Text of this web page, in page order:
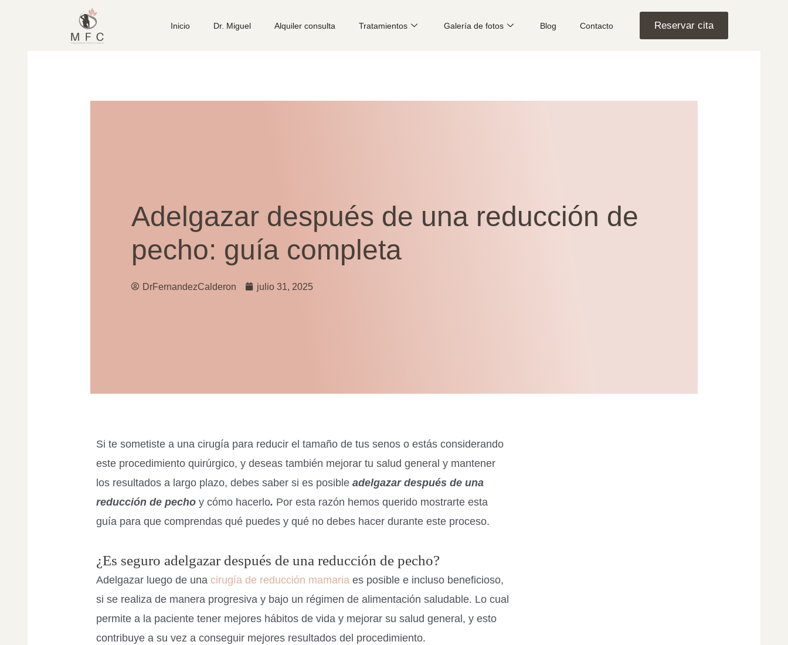
Inicio Dr. Miguel Alquiler consulta Tratamientos Galería de fotos Blog Contacto Reservar cita
Adelgazar después de una reducción de
pecho: guía completa
DrFernandezCalderon julio 31, 2025
Si te sometiste a una cirugía para reducir el tamaño de tus senos o estás considerando
este procedimiento quirúrgico, y deseas también mejorar tu salud general y mantener
los resultados a largo plazo, debes saber si es posible adelgazar después de una
reducción de pecho y cómo hacerlo. Por esta razón hemos querido mostrarte esta
guía para que comprendas qué puedes y qué no debes hacer durante este proceso.
¿Es seguro adelgazar después de una reducción de pecho?
Adelgazar luego de una cirugía de reducción mamaria es posible e incluso beneficioso,
si se realiza de manera progresiva y bajo un régimen de alimentación saludable. Lo cual
permite a la paciente tener mejores hábitos de vida y mejorar su salud general, y esto
contribuye a su vez a conseguir mejores resultados del procedimiento.